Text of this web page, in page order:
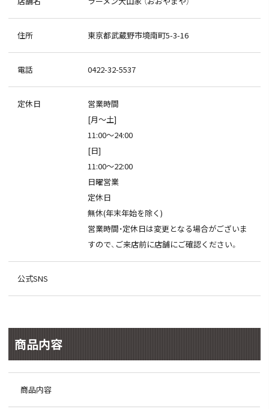
住所 東京都武蔵野市境南町5-3-16
電話 0422-32-5537
定休日
営業時間
[月～土]
11:00～24:00
[日]
11:00～22:00
日曜営業
定休日
無休(年末年始を除く)
営業時間・定休日は変更となる場合がございま
すので、ご来店前に店舗にご確認ください。
公式SNS
商品内容
商品内容